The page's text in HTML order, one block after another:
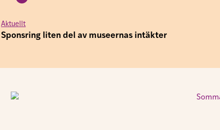
Aktuellt
Sponsring liten del av museernas intäkter